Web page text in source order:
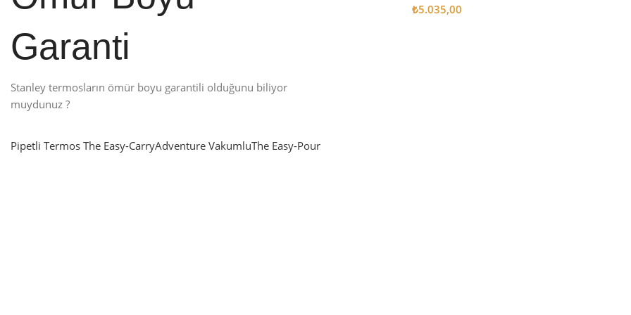
Garanti
Stanley termosların ömür boyu garantili olduğunu biliyor
muydunuz ?
Pipetli TermosThe Easy-CarryAdventure VakumluThe Easy-Pour
₺5.035,00